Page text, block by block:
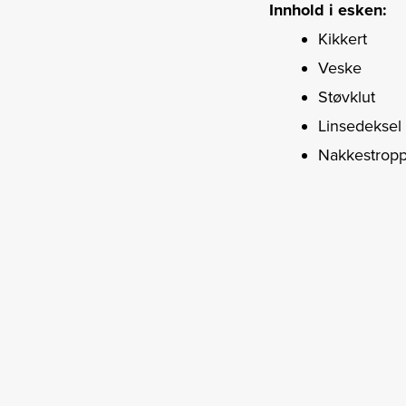
Innhold i esken:
Kikkert
Veske
Støvklut
Linsedeksel